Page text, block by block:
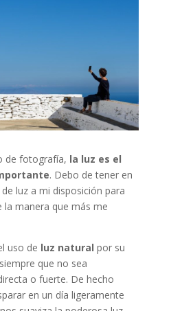
de fotografía, la luz es el
. Debo de tener en
luz a mi disposición para
la manera que más me
uso de luz natural por su
que no sea
o fuerte. De hecho
en un día ligeramente